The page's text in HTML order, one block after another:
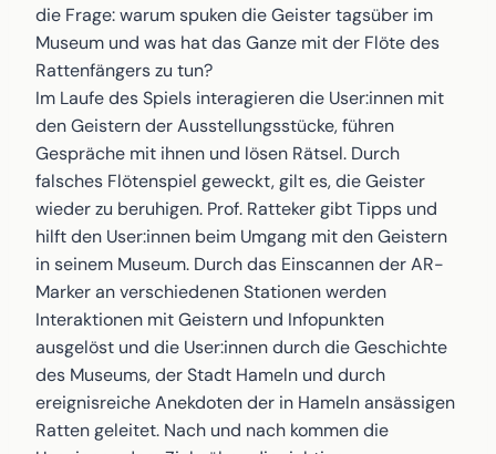
die Frage: warum spuken die Geister tagsüber im
Museum und was hat das Ganze mit der Flöte des
Rattenfängers zu tun?
Im Laufe des Spiels interagieren die User:innen mit
den Geistern der Ausstellungsstücke, führen
Gespräche mit ihnen und lösen Rätsel. Durch
falsches Flötenspiel geweckt, gilt es, die Geister
wieder zu beruhigen. Prof. Ratteker gibt Tipps und
hilft den User:innen beim Umgang mit den Geistern
in seinem Museum. Durch das Einscannen der AR-
Marker an verschiedenen Stationen werden
Interaktionen mit Geistern und Infopunkten
ausgelöst und die User:innen durch die Geschichte
des Museums, der Stadt Hameln und durch
ereignisreiche Anekdoten der in Hameln ansässigen
Ratten geleitet. Nach und nach kommen die